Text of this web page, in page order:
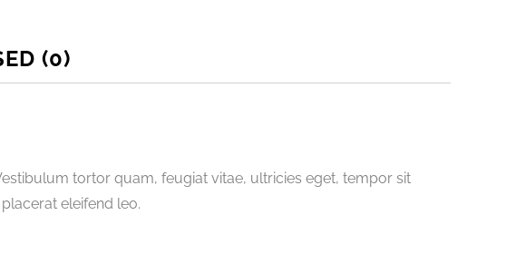
(0)
tortor quam, feugiat vitae, ultricies eget, tempor sit
eleifend leo.